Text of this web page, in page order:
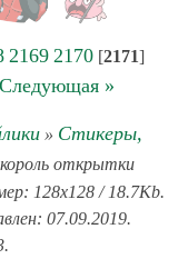
2169 2170 [2171]
Следующая »
» Стикеры,
открытки
128x128 / 18.7Kb.
07.09.2019.